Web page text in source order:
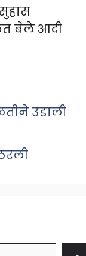
बेले आदी
उडाली